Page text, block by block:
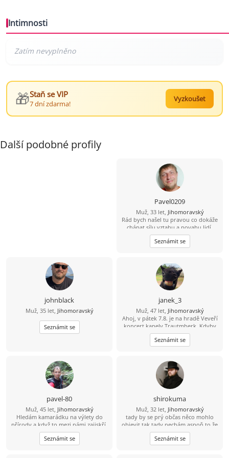
Intimnosti
🎁Staň se VIP
7 dní zdarma!
Vyzkoušet
Další podobné profily
Pavel0209
Muž, 33 let, Jihomoravský
Rád bych našel tu pravou co dokáže
chápat sílu vztahu a povahu lidí.
Seznámit se
johnblack
Muž, 35 let, Jihomoravský
Seznámit se
janek_3
Muž, 47 let, Jihomoravský
Ahoj, v pátek 7.8. je na hradě Veveří
koncert kapely Trautmberk. Kdyby
se Ti chtělo, tak mám na Wats Appu
čerstvou fotku :-) 773 908 225 Jan
Seznámit se
pavel-80
Muž, 45 let, Jihomoravský
Hledám kamarádku na výlety do
přírody a když to mezi námi zajiskří,
tak můžeme zkusit společnou cestu
životem.
Seznámit se
shirokuma
Muž, 32 let, Jihomoravský
tady by se prý občas něco mohlo
objevit tak tady nechám aspoň to že
jsem divná osoba :D
Seznámit se